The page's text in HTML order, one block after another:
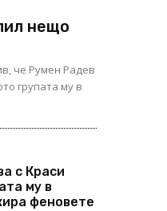
нещо
че Румен Радев
групата му в
с Краси
му в
феновете